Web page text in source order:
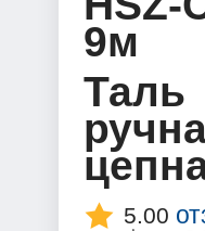
9м
Таль
5.00